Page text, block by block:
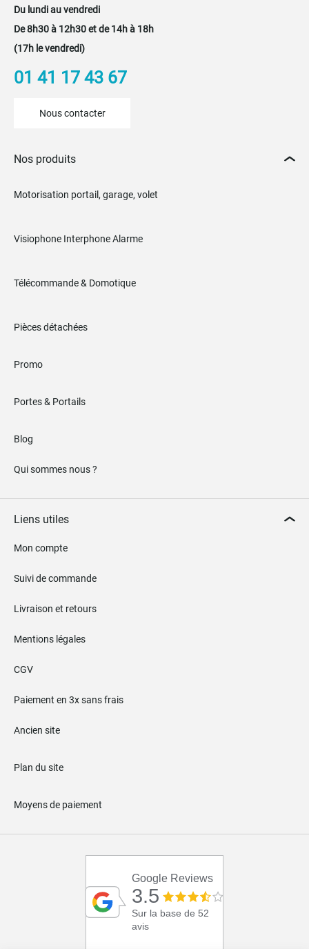
Du lundi au vendredi
De 8h30 à 12h30 et de 14h à 18h
(17h le vendredi)
01 41 17 43 67
Nous contacter
Nos produits
Motorisation portail, garage, volet
Visiophone Interphone Alarme
Télécommande & Domotique
Pièces détachées
Promo
Portes & Portails
Blog
Qui sommes nous ?
Liens utiles
Mon compte
Suivi de commande
Livraison et retours
Mentions légales
CGV
Paiement en 3x sans frais
Ancien site
Plan du site
Moyens de paiement
Google Reviews
3.5
Sur la base de 52
avis